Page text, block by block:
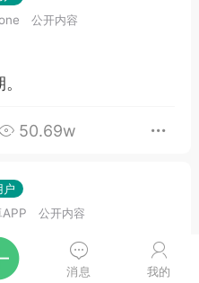
消息 我的
公开内容
50.69w
户
APP 公开内容